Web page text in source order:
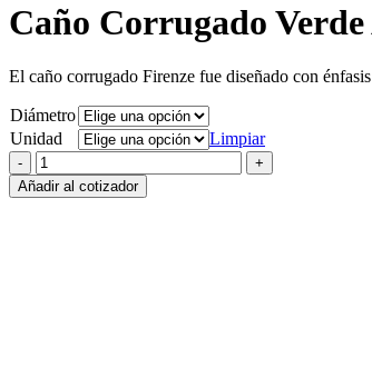
Caño Corrugado
El caño corrugado Firenze fue diseñado con
Diámetro
Unidad
Limpiar
Caño
Corrugado
Verde
Añadir al cotizador